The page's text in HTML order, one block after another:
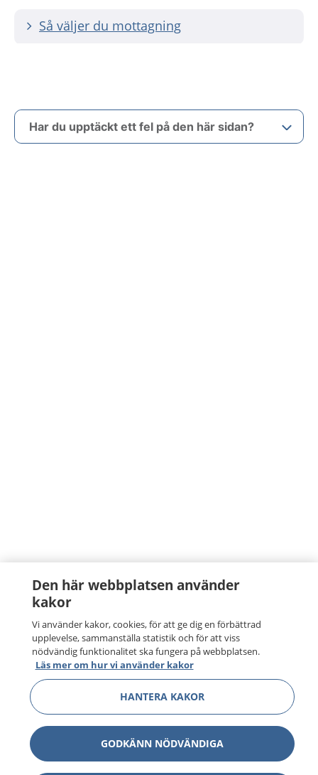
Så väljer du mottagning
Har du upptäckt ett fel på den här sidan?
Den här webbplatsen använder
kakor
Vi använder kakor, cookies, för att ge dig en förbättrad
upplevelse, sammanställa statistik och för att viss
nödvändig funktionalitet ska fungera på webbplatsen.
Läs mer om hur vi använder kakor
HANTERA KAKOR
GODKÄNN NÖDVÄNDIGA